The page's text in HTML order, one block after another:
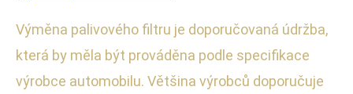
Výměna palivového filtru je doporučovaná údržba,
která by měla být prováděna podle specifikace
výrobce automobilu. Většina výrobců doporučuje